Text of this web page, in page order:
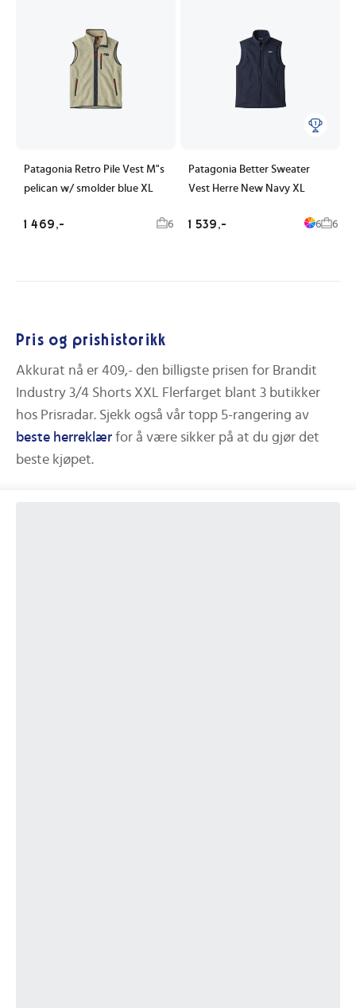
Patagonia Retro Pile Vest M"s
pelican w/ smolder blue XL
1 469,- 6
Patagonia Better Sweater
Vest Herre New Navy XL
1 539,- 6 6
Pris og prishistorikk
Akkurat nå er 409,- den billigste prisen for Brandit
Industry 3/4 Shorts XXL Flerfarget blant 3 butikker
hos Prisradar. Sjekk også vår topp 5-rangering av
beste herreklær for å være sikker på at du gjør det
beste kjøpet.